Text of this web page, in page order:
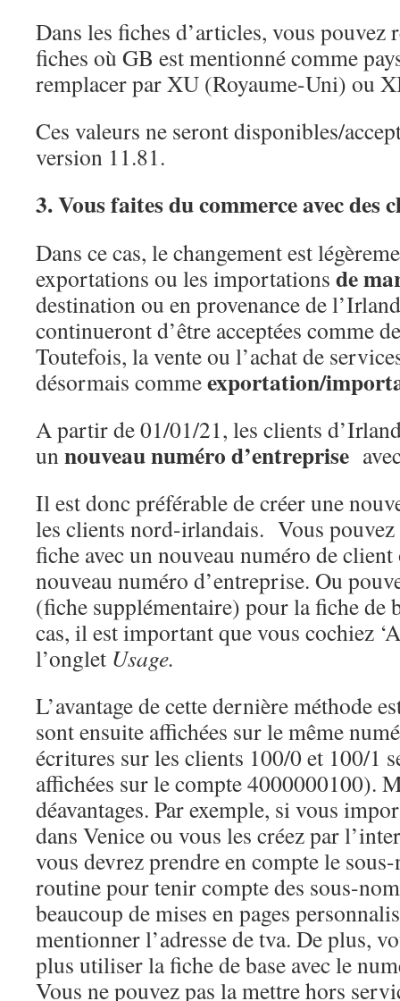
Dans les fiches d’articles, vous pouvez
fiches où GB est mentionné comme
remplacer par XU (Royaume-Uni) ou
Ces valeurs ne seront disponibles/
version 11.81.
3. Vous faites du commerce avec
Dans ce cas, le changement est
exportations ou les importations de
destination ou en provenance de
continueront d’être acceptées comme
Toutefois, la vente ou l’achat de
désormais commeexportation/
A partir de 01/01/21, les clients
unnouveau numéro d’entreprise
Il est donc préférable de créer une
les clients nord-irlandais. Vous pouvez
fiche avec un nouveau numéro de
nouveau numéro d’entreprise. Ou
(fiche supplémentaire) pour la fiche de
cas, il est important que vous cochiez
l’onglet Usage.
L’avantage de cette dernière méthode
sont ensuite affichées sur le même
écritures sur les clients 100/0 et 100/1
affichées sur le compte 4000000100).
déavantages. Par exemple, si vous
dans Venice ou vous les créez par
vous devrez prendre en compte le
routine pour tenir compte des sous-
beaucoup de mises en pages
mentionner l’adresse de tva. De plus,
plus utiliser la fiche de base avec le
Vous ne pouvez pas la mettre hors